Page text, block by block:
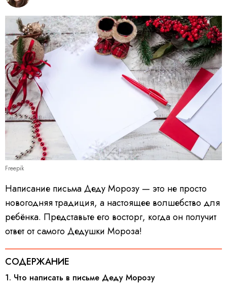
Freepik
Написание письма Деду Морозу — это не просто
новогодняя традиция, а настоящее волшебство для
ребёнка. Представьте его восторг, когда он получит
ответ от самого Дедушки Мороза!
СОДЕРЖАНИЕ
1. Что написать в письме Деду Морозу